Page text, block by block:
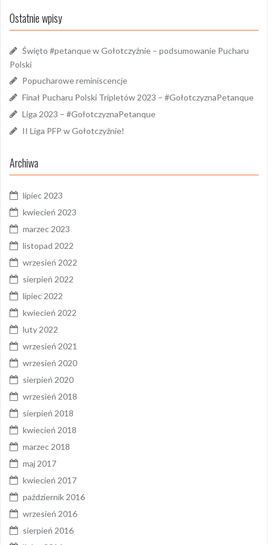
Ostatnie wpisy
Święto #petanque w Gołotczyźnie – podsumowanie Pucharu
Polski
Popucharowe reminiscencje
Finał Pucharu Polski Tripletów 2023 – #GołotczyznaPetanque
Liga 2023 – #GołotczyznaPetanque
II Liga PFP w Gołotczyźnie!
Archiwa
lipiec 2023
kwiecień 2023
marzec 2023
listopad 2022
wrzesień 2022
sierpień 2022
lipiec 2022
kwiecień 2022
luty 2022
wrzesień 2021
wrzesień 2020
sierpień 2020
wrzesień 2018
sierpień 2018
kwiecień 2018
marzec 2018
maj 2017
kwiecień 2017
październik 2016
wrzesień 2016
sierpień 2016